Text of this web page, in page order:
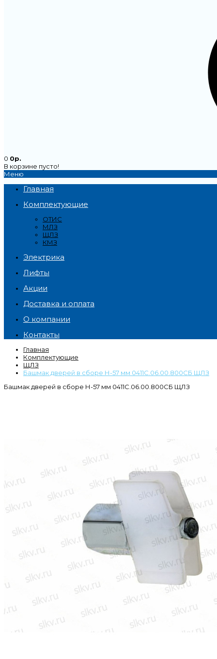
0 0р.
В корзине пусто!
Меню
Главная
Комплектующие
ОТИС
МЛЗ
ЩЛЗ
КМЗ
Электрика
Лифты
Акции
Доставка и оплата
О компании
Контакты
Главная
Комплектующие
ЩЛЗ
Башмак дверей в сборе Н-57 мм 0411С.06.00.800СБ ЩЛЗ
Башмак дверей в сборе Н-57 мм 0411С.06.00.800СБ ЩЛЗ